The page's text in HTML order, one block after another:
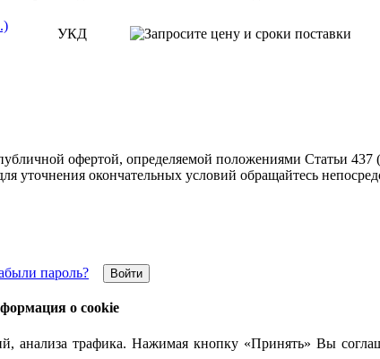
УКД
офертой, определяемой положениями Статьи 437
уточнения окончательных условий обращайтесь
пароль?
о cookie
трафика. Нажимая кнопку «Принять» Вы